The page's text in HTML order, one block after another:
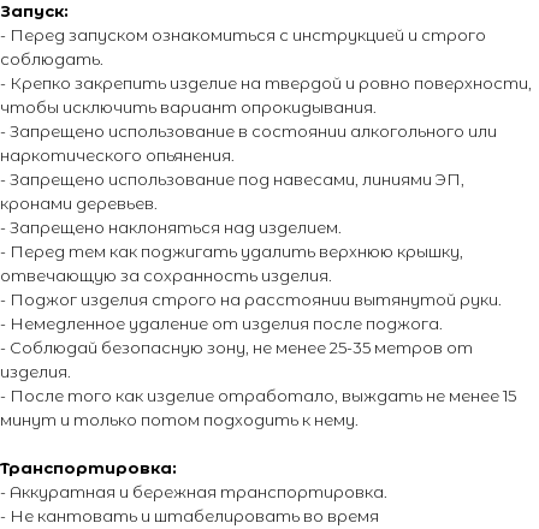
Запуск:
- Перед запуском ознакомиться с инструкцией и строго
соблюдать.
- Крепко закрепить изделие на твердой и ровно поверхности,
чтобы исключить вариант опрокидывания.
- Запрещено использование в состоянии алкогольного или
наркотического опьянения.
- Запрещено использование под навесами, линиями ЭП,
кронами деревьев.
- Запрещено наклоняться над изделием.
- Перед тем как поджигать удалить верхнюю крышку,
отвечающую за сохранность изделия.
- Поджог изделия строго на расстоянии вытянутой руки.
- Немедленное удаление от изделия после поджога.
- Соблюдай безопасную зону, не менее 25-35 метров от
изделия.
- После того как изделие отработало, выждать не менее 15
минут и только потом подходить к нему.
Транспортировка:
- Аккуратная и бережная транспортировка.
- Не кантовать и штабелировать во время
© 2014 - 2026 PIROMANIAC.COM | Интернет-магазин
пиротехники. Продажа пиротехнической продукции осуществляется
только лицам достигшим 16 лет! Обращаем Ваше внимание на то,
что вся информация, размещенная на настоящем интернет-сайте,
носит исключительно информационный характер и ни при каких
условиях не являются публичной офертой, определяемой
положениями Статьи 437 Гражданского кодекса Российской
Федерации. Для получения точной информации о стоимости
товаров и услуг, пожалуйста, обращайтесь к менеджерам
компании. Подробнее на отдельнойстранице.